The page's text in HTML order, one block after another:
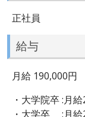
正社員
給与
月給 190,000円
・大学院卒 :月
・大学卒 :月